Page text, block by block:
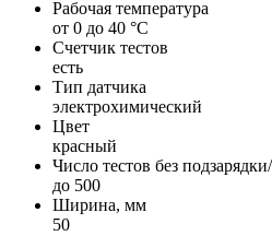
Рабочая температура
от 0 до 40 °С
Счетчик тестов
есть
Тип датчика
электрохимический
Цвет
красный
Число тестов без
до 500
Ширина, мм
50